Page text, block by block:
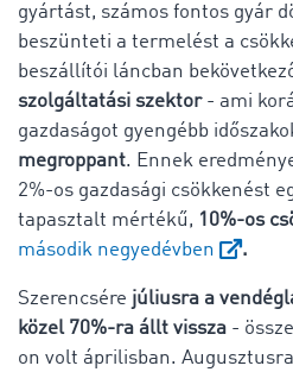
gyártást, számos fontos gyár
beszünteti a termelést a
beszállítói láncban
szolgáltatási szektor- ami
gazdaságot gyengébb
megroppant. Ennek
2%-os gazdasági csökkenést
tapasztalt mértékű, 10%-os
második negyedévben
.
Szerencsére júliusra a
közel 70%-ra állt vissza -
on volt áprilisban.